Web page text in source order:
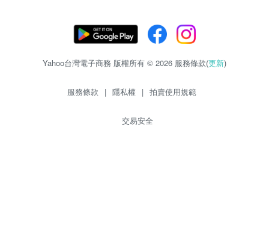
Yahoo台灣電子商務 版權所有 © 2026 服務條款(更新)
服務條款 | 隱私權 | 拍賣使用規範
交易安全